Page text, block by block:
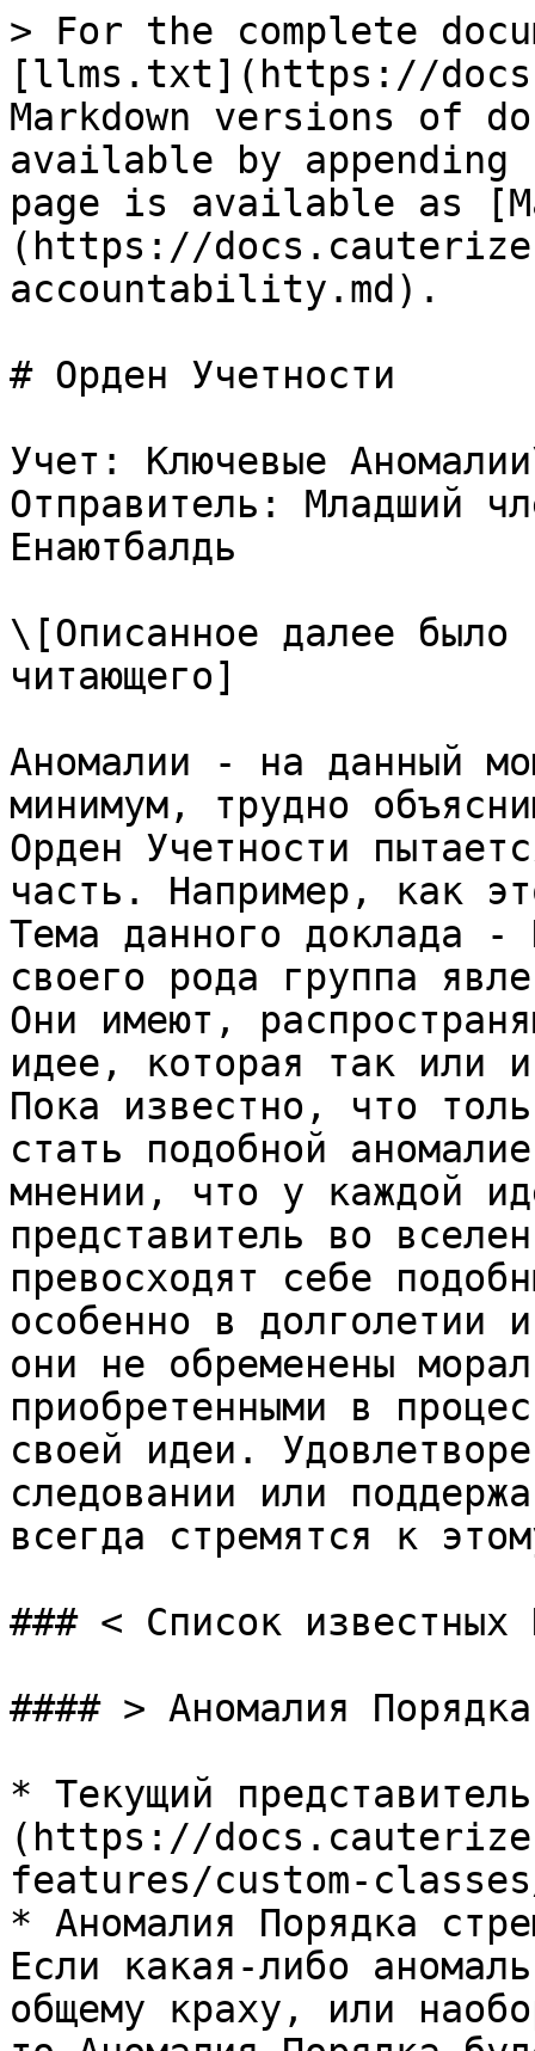
> For the complete
[llms.txt](https://
Markdown versions of
available by
page is available as
(https://
accountability.md).
# Орден Учетности
Учет: Ключевые
Отправитель: Младший
Енаютбалдь
\[Описанное далее было
читающего]
Аномалии - на данный
минимум, трудно
Орден Учетности
часть. Например, как
Тема данного доклада -
своего рода группа
Они имеют,
идее, которая так или
Пока известно, что
стать подобной
мнении, что у каждой
представитель во
превосходят себе
особенно в долголетии
они не обременены
приобретенными в
своей идеи.
следовании или
всегда стремятся к
### < Список известных
#### > Аномалия Порядка
* Текущий
(https://
features/custom-
* Аномалия Порядка
Если какая-либо
общему краху, или